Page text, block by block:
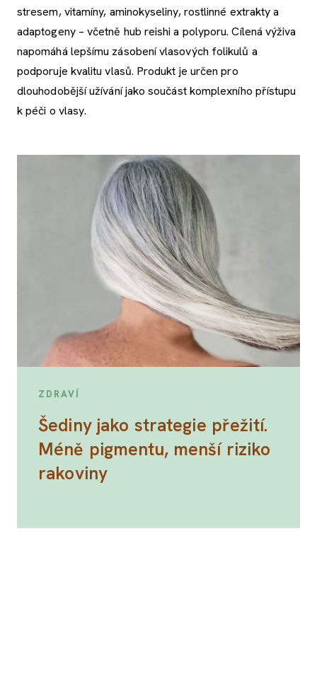
stresem, vitamíny, aminokyseliny, rostlinné extrakty a
adaptogeny – včetně hub reishi a polyporu. Cílená výživa
napomáhá lepšímu zásobení vlasových folikulů a
podporuje kvalitu vlasů. Produkt je určen pro
dlouhodobější užívání jako součást komplexního přístupu
k péči o vlasy.
ZDRAVÍ
Šediny jako strategie přežití.
Méně pigmentu, menší riziko
rakoviny